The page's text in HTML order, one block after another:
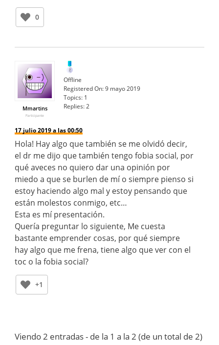
0
Mmartins
Participante
Offline
Registered On:9 mayo 2019
Topics: 1
Replies:2
17 julio 2019 a las 00:50
Hola! Hay algo que también se me olvidó decir,
el dr me dijo que también tengo fobia social, por
qué aveces no quiero dar una opinión por
miedo a que se burlen de mí o siempre pienso si
estoy haciendo algo mal y estoy pensando que
están molestos conmigo, etc…
Esta es mí presentación.
Quería preguntar lo siguiente, Me cuesta
bastante emprender cosas, por qué siempre
hay algo que me frena, tiene algo que ver con el
toc o la fobia social?
+1
Viendo 2 entradas - de la 1 a la 2 (de un total de 2)